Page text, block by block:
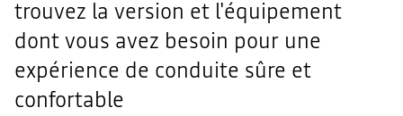
trouvez la version et l'équipement
dont vous avez besoin pour une
expérience de conduite sûre et
confortable